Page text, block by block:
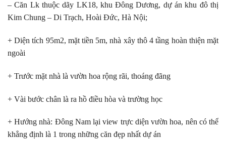
– Căn Lk thuộc dãy LK18, khu Đông Dương, dự án khu đô thị
Kim Chung – Di Trạch, Hoài Đức, Hà Nội;
+ Diện tích 95m2, mặt tiền 5m, nhà xây thô 4 tầng hoàn thiện mặt
ngoài
+ Trước mặt nhà là vườn hoa rộng rãi, thoáng đãng
+ Vài bước chân là ra hồ điều hòa và trường học
+ Hướng nhà: Đông Nam lại view trực diện vườn hoa, nên có thể
khẳng định là 1 trong những căn đẹp nhất dự án